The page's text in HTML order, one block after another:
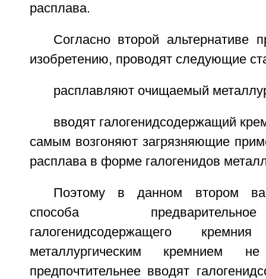
расплава.
Согласно второй альтернативе
изобретению, проводят следующие
расплавляют очищаемый
вводят галогенидсодержащий
самым возгоняют загрязняющие
расплава в форме галогенидов
Поэтому в данном втором
способа
галогенидсодержащего
металлургическим кремнием
предпочтительнее вводят